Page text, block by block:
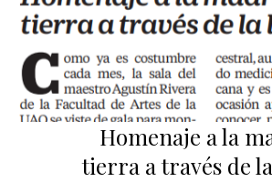
Homenaje a la
tierra a través de